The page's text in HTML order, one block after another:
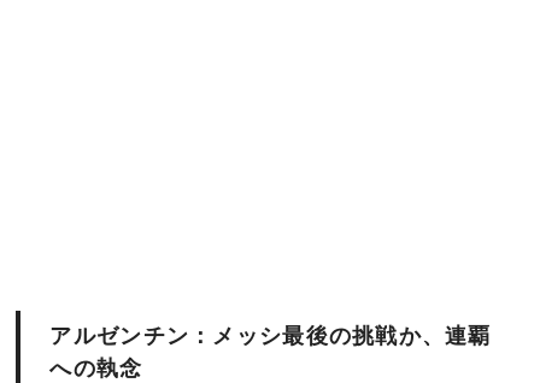
アルゼンチン：メッシ最後の挑戦か、連覇
への執念